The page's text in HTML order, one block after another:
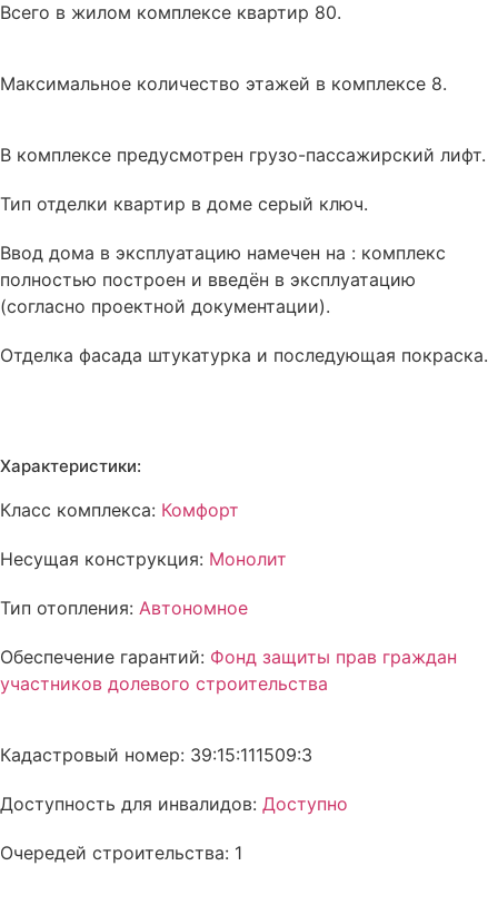
Всего в жилом комплексе квартир 80.
Максимальное количество этажей в комплексе 8.
В комплексе предусмотрен грузо-пассажирский лифт.
Тип отделки квартир в доме серый ключ.
Ввод дома в эксплуатацию намечен на : комплекс
полностью построен и введён в эксплуатацию
(согласно проектной документации).
Отделка фасада штукатурка и последующая покраска.
Характеристики:
Класс комплекса: Комфорт
Несущая конструкция: Монолит
Тип отопления: Автономное
Обеспечение гарантий: Фонд защиты прав граждан
участников долевого строительства
Кадастровый номер: 39:15:111509:3
Доступность для инвалидов: Доступно
Очередей строительства: 1